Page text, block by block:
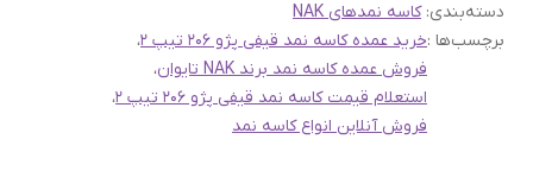
تولیدی دقیق، به این برند این امکان را داده است تا محصولاتی با دقت
بالا و مطابق با استانداردهای بین‌المللی ارائه دهد.
این مجموعه شامل انواع کاسه نمدهای عقب میل لنگ،جلو میل لنگ،ساق
و میل سوپاپ،چرخ جلو و عقب،گیربکس و... میباشد
دسته‌بندی:کاسه نمدهای NAK
برچسب‌ها :خرید عمده کاسه نمد قیفی پژو 206 تیپ 2
،
فروش عمده کاسه نمد برند NAK تایوان
،
استعلام قیمت کاسه نمد قیفی پژو 206 تیپ 2
،
فروش آنلاین انواع کاسه نمد